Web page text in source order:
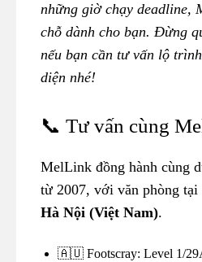
những giờ chạy deadline,
chỗ dành cho bạn. Đừng
nếu bạn cần tư vấn lộ trình
diện nhé!
📞 Tư vấn cùng
MelLink đồng hành cùng
từ 2007, với văn phòng tại
Hà Nội (Việt Nam).
🇦🇺 Footscray: Level 1/